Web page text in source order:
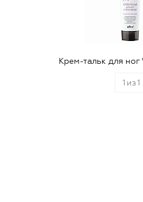
Крем-тальк для
1 из1